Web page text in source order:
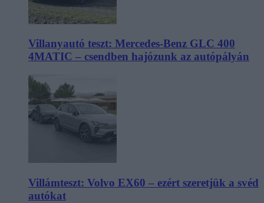
Villanyautó teszt: Mercedes-Benz GLC 400
4MATIC – csendben hajózunk az autópályán
Villámteszt: Volvo EX60 – ezért szeretjük a svéd
autókat